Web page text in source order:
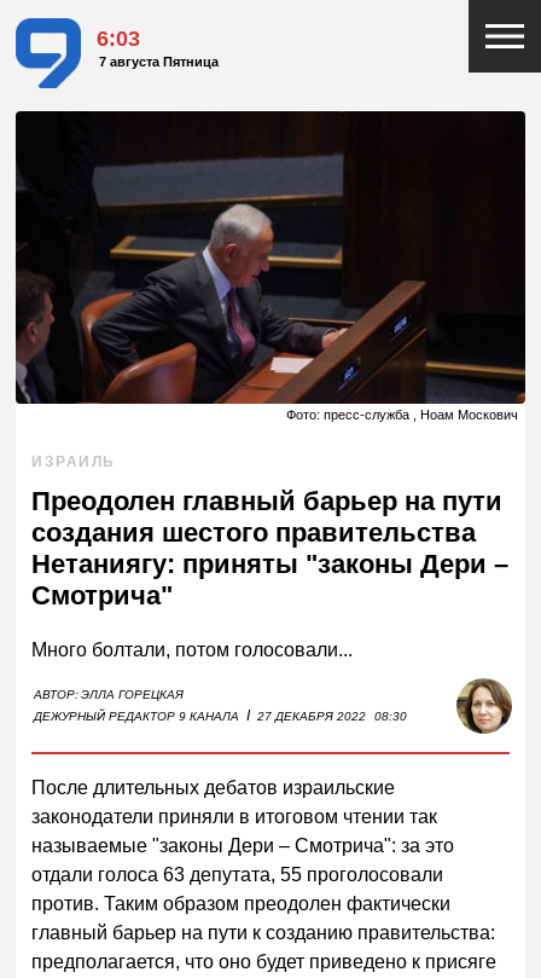
6:03
7 августа Пятница
Фото: пресс-служба , Ноам Москович
ИЗРАИЛЬ
Преодолен главный барьер на пути
создания шестого правительства
Нетаниягу: приняты "законы Дери –
Смотрича"
Много болтали, потом голосовали...
АВТОР:ЭЛЛА ГОРЕЦКАЯ
ДЕЖУРНЫЙ РЕДАКТОР 9 КАНАЛА
I 27 ДЕКАБРЯ 2022 08:30
После длительных дебатов израильские
законодатели приняли в итоговом чтении так
называемые "законы Дери – Смотрича": за это
отдали голоса 63 депутата, 55 проголосовали
против. Таким образом преодолен фактически
главный барьер на пути к созданию правительства:
предполагается, что оно будет приведено к присяге